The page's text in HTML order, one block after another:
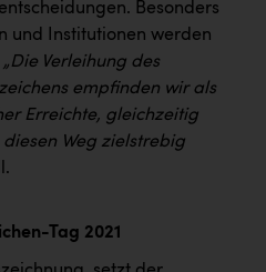
Besonders
und Institutionen werden
„Die Verleihung des
empfinden wir als
Erreichte, gleichzeitig
Weg zielstrebig
Tag 2021